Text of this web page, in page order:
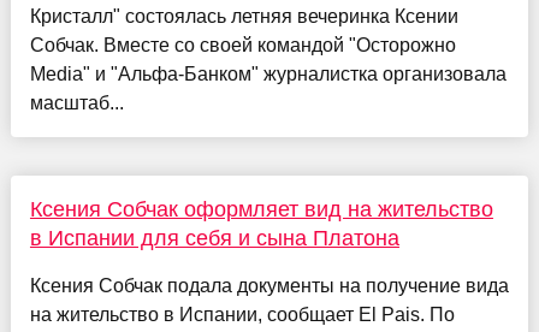
Кристалл" состоялась летняя вечеринка Ксении
Собчак. Вместе со своей командой "Осторожно
Media" и "Альфа-Банком" журналистка организовала
масштаб...
Ксения Собчак оформляет вид на жительство
в Испании для себя и сына Платона
Ксения Собчак подала документы на получение вида
на жительство в Испании, сообщает El Pais. По